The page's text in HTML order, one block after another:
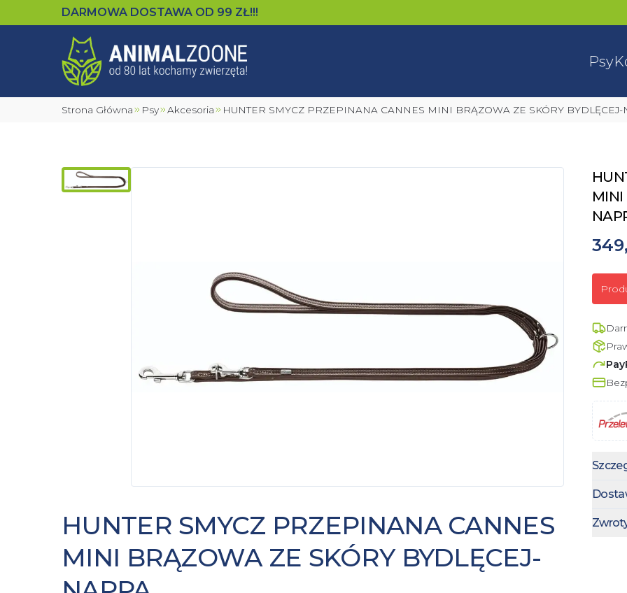
DARMOWA DOSTAWA OD 99 ZŁ!!!
Psy
Strona Główna Psy Akcesoria HUNTER SMYCZ PRZEPINANA CANNES MINI BRĄZOWA ZE SKÓRY BYDLĘCEJ-
MINI
HUNTER SMYCZ PRZEPINANA CANNES
MINI BRĄZOWA ZE SKÓRY BYDLĘCEJ-